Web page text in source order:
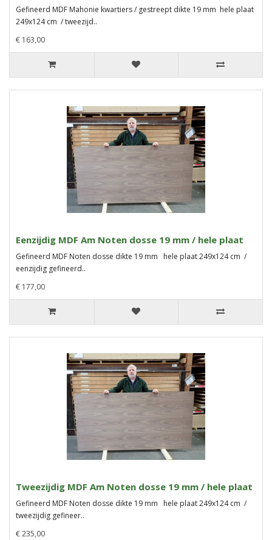
Gefineerd MDF Mahonie kwartiers / gestreept dikte 19 mm hele plaat
249x124 cm / tweezijd..
€ 163,00
Eenzijdig MDF Am Noten dosse 19 mm / hele plaat
Gefineerd MDF Noten dosse dikte 19 mm hele plaat 249x124 cm /
eenzijdig gefineerd..
€ 177,00
Tweezijdig MDF Am Noten dosse 19 mm / hele plaat
Gefineerd MDF Noten dosse dikte 19 mm hele plaat 249x124 cm /
tweezijdig gefineer..
€ 235,00